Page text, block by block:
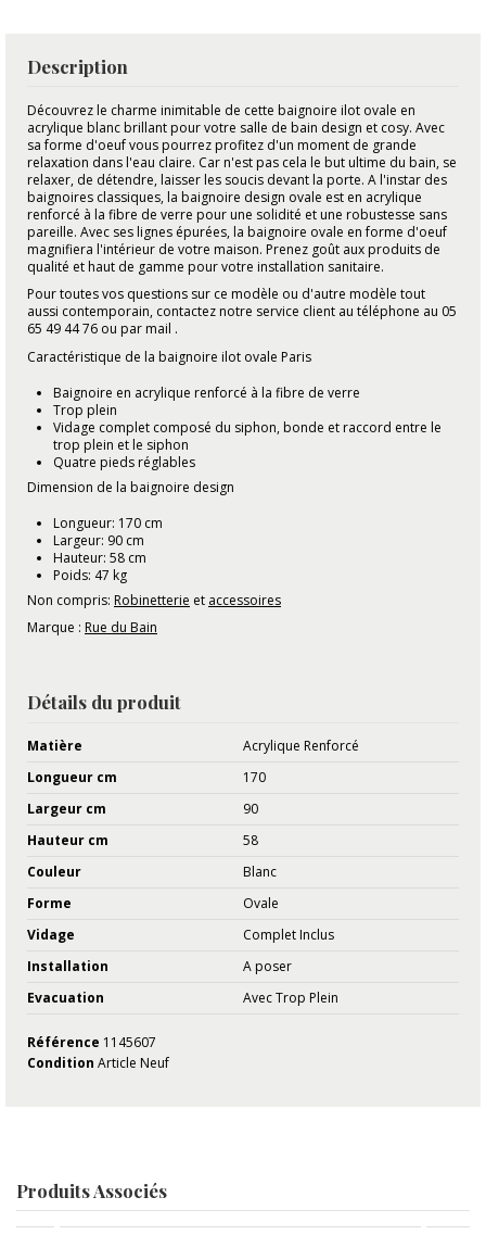
Description
Découvrez le charme inimitable de cette baignoire ilot ovale en
acrylique blanc brillant pour votre salle de bain design et cosy. Avec
sa forme d'oeuf vous pourrez profitez d'un moment de grande
relaxation dans l'eau claire. Car n'est pas cela le but ultime du bain, se
relaxer, de détendre, laisser les soucis devant la porte. A l'instar des
baignoires classiques, la baignoire design ovale est en acrylique
renforcé à la fibre de verre pour une solidité et une robustesse sans
pareille. Avec ses lignes épurées, la baignoire ovale en forme d'oeuf
magnifiera l'intérieur de votre maison. Prenez goût aux produits de
qualité et haut de gamme pour votre installation sanitaire.
Pour toutes vos questions sur ce modèle ou d'autre modèle tout
aussi contemporain, contactez notre service client au téléphone au 05
65 49 44 76 ou par mail .
Caractéristique de la baignoire ilot ovale Paris
Baignoire en acrylique renforcé à la fibre de verre
Trop plein
Vidage complet composé du siphon, bonde et raccord entre le
trop plein et le siphon
Quatre pieds réglables
Dimension de la baignoire design
Longueur: 170 cm
Largeur: 90 cm
Hauteur: 58 cm
Poids: 47 kg
Non compris: Robinetterie et accessoires
Marque : Rue du Bain
Détails du produit
Matière
Acrylique Renforcé
Longueur cm
170
Largeur cm
90
Hauteur cm
58
Couleur
Blanc
Forme
Ovale
Vidage
Complet Inclus
Installation
A poser
Evacuation
Avec Trop Plein
Référence 1145607
Condition Article Neuf
Produits Associés